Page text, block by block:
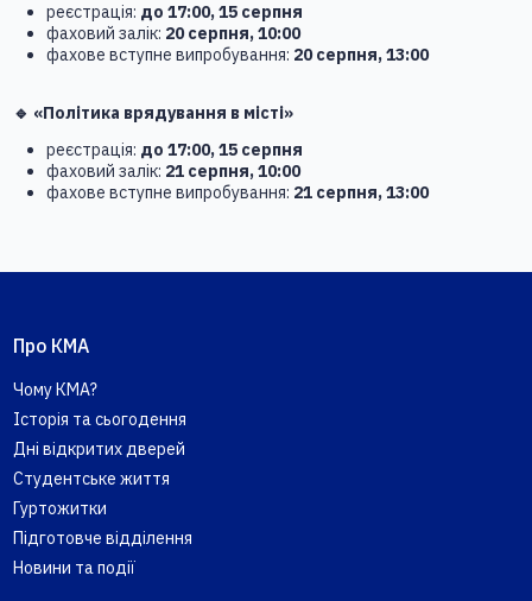
реєстрація: до 17:00, 15 серпня
фаховий залік: 20 серпня, 10:00
фахове вступне випробування: 20 серпня, 13:00
🔹 «Політика врядування в місті»
реєстрація: до 17:00, 15 серпня
фаховий залік: 21 серпня, 10:00
фахове вступне випробування: 21 серпня, 13:00
Про КМА
Чому КМА?
Історія та сьогодення
Дні відкритих дверей
Студентське життя
Гуртожитки
Підготовче відділення
Новини та події